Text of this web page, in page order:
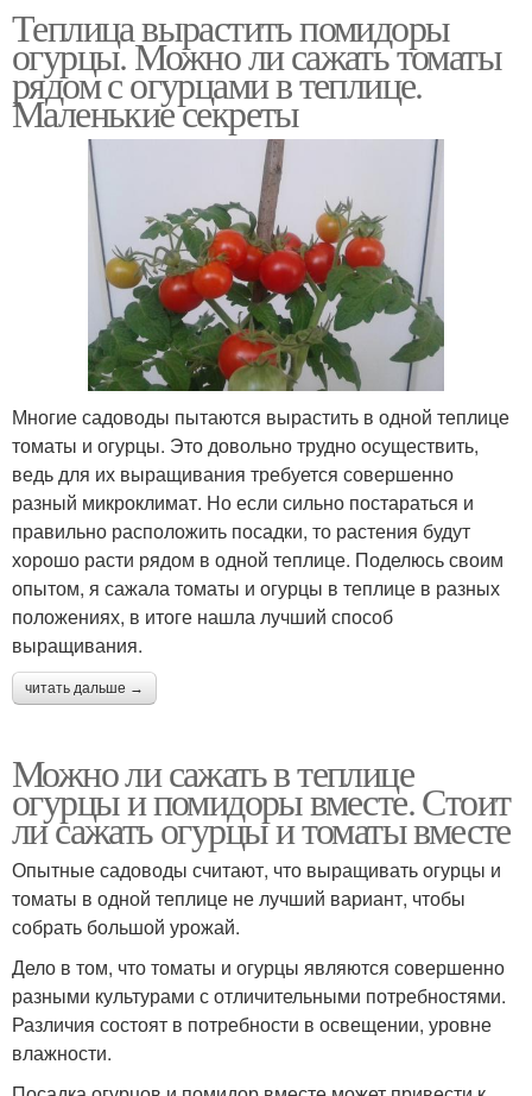
Теплица вырастить помидоры
огурцы. Можно ли сажать томаты
рядом с огурцами в теплице.
Маленькие секреты
Многие садоводы пытаются вырастить в одной теплице
томаты и огурцы. Это довольно трудно осуществить,
ведь для их выращивания требуется совершенно
разный микроклимат. Но если сильно постараться и
правильно расположить посадки, то растения будут
хорошо расти рядом в одной теплице. Поделюсь своим
опытом, я сажала томаты и огурцы в теплице в разных
положениях, в итоге нашла лучший способ
выращивания.
читать дальше →
Можно ли сажать в теплице
огурцы и помидоры вместе. Стоит
ли сажать огурцы и томаты вместе
Опытные садоводы считают, что выращивать огурцы и
томаты в одной теплице не лучший вариант, чтобы
собрать большой урожай.
Дело в том, что томаты и огурцы являются совершенно
разными культурами с отличительными потребностями.
Различия состоят в потребности в освещении, уровне
влажности.